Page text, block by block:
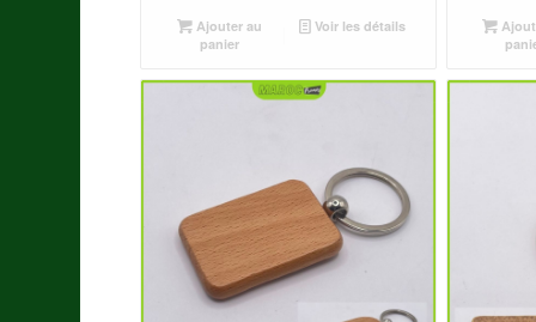
initial
était :
د.م.10.00.
actuel
د.م.6.50.
Ajouter au
panier
Voir les détails